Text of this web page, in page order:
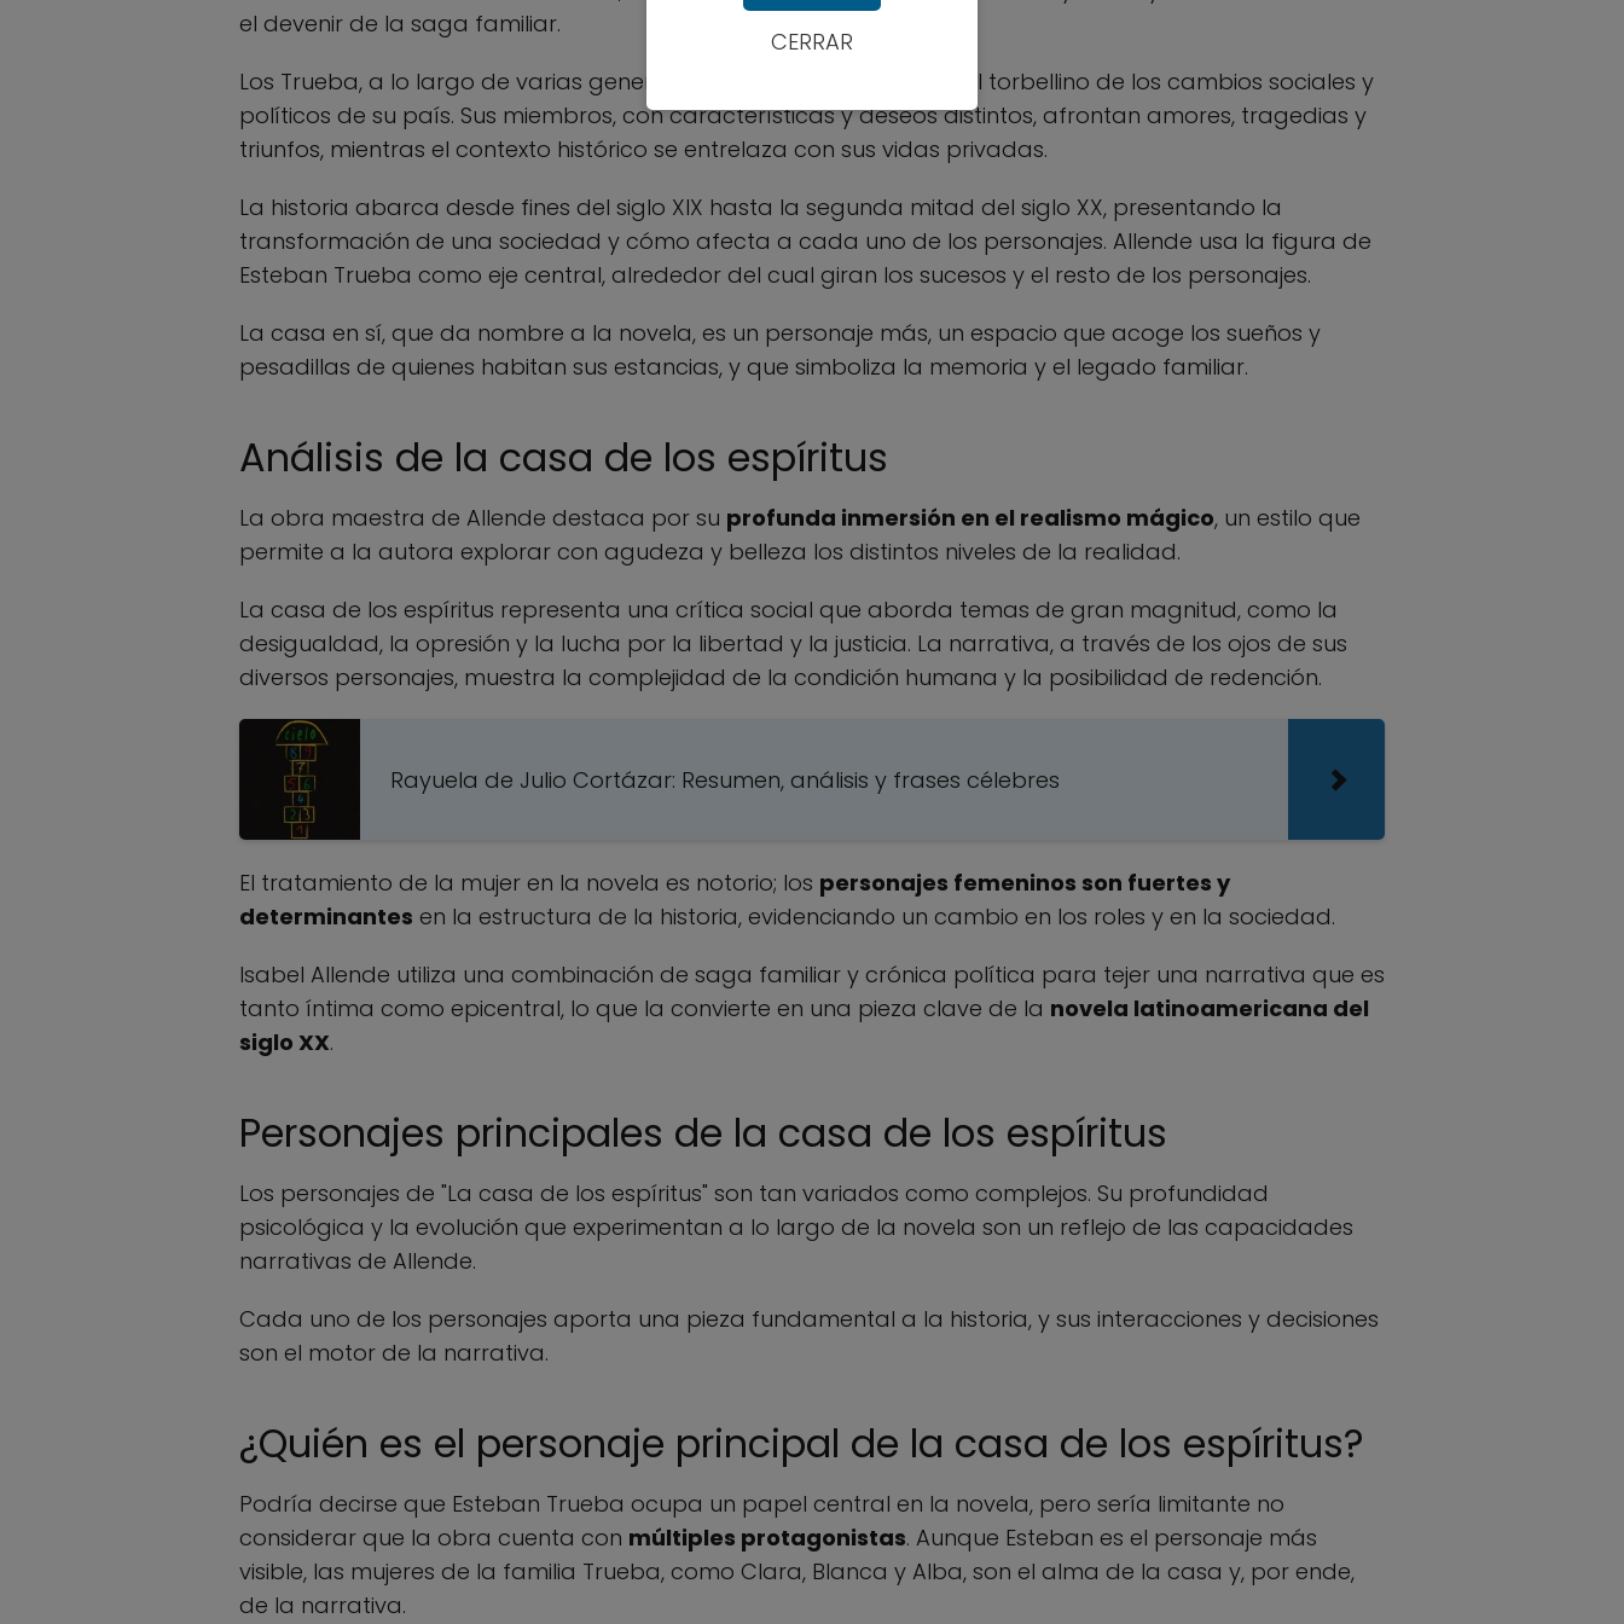
el devenir de la saga familiar.
Los Trueba, a lo largo de varias generaciones, se ven envueltos en el torbellino de los cambios sociales y
políticos de su país. Sus miembros, con características y deseos distintos, afrontan amores, tragedias y
triunfos, mientras el contexto histórico se entrelaza con sus vidas privadas.
La historia abarca desde fines del siglo XIX hasta la segunda mitad del siglo XX, presentando la
transformación de una sociedad y cómo afecta a cada uno de los personajes. Allende usa la figura de
Esteban Trueba como eje central, alrededor del cual giran los sucesos y el resto de los personajes.
La casa en sí, que da nombre a la novela, es un personaje más, un espacio que acoge los sueños y
pesadillas de quienes habitan sus estancias, y que simboliza la memoria y el legado familiar.
Análisis de la casa de los espíritus
La obra maestra de Allende destaca por su profunda inmersión en el realismo mágico, un estilo que
permite a la autora explorar con agudeza y belleza los distintos niveles de la realidad.
La casa de los espíritus representa una crítica social que aborda temas de gran magnitud, como la
desigualdad, la opresión y la lucha por la libertad y la justicia. La narrativa, a través de los ojos de sus
diversos personajes, muestra la complejidad de la condición humana y la posibilidad de redención.
Rayuela de Julio Cortázar: Resumen, análisis y frases célebres
El tratamiento de la mujer en la novela es notorio; los personajes femeninos son fuertes y
determinantes en la estructura de la historia, evidenciando un cambio en los roles y en la sociedad.
Isabel Allende utiliza una combinación de saga familiar y crónica política para tejer una narrativa que es
tanto íntima como epicentral, lo que la convierte en una pieza clave de la novela latinoamericana del
siglo XX.
Personajes principales de la casa de los espíritus
Los personajes de "La casa de los espíritus" son tan variados como complejos. Su profundidad
psicológica y la evolución que experimentan a lo largo de la novela son un reflejo de las capacidades
narrativas de Allende.
Cada uno de los personajes aporta una pieza fundamental a la historia, y sus interacciones y decisiones
son el motor de la narrativa.
¿Quién es el personaje principal de la casa de los espíritus?
Podría decirse que Esteban Trueba ocupa un papel central en la novela, pero sería limitante no
considerar que la obra cuenta con múltiples protagonistas. Aunque Esteban es el personaje más
visible, las mujeres de la familia Trueba, como Clara, Blanca y Alba, son el alma de la casa y, por ende,
de la narrativa.
CERRAR